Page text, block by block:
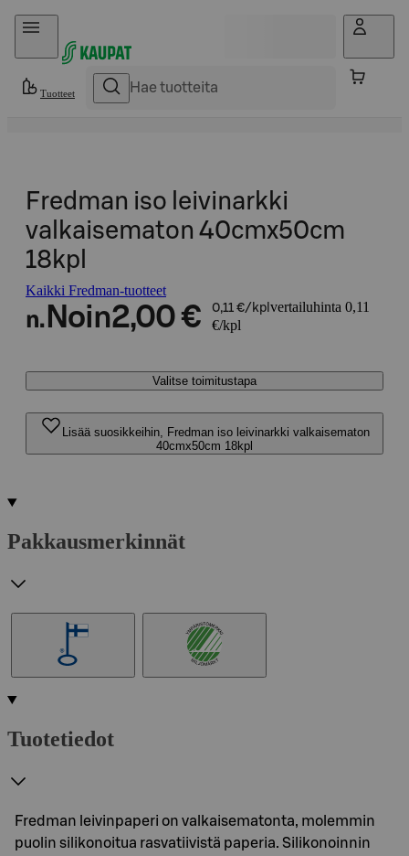
Hyppää sisältöön
Tuotteet
Fredman iso leivinarkki
valkaisematon 40cmx50cm
18kpl
Kaikki Fredman-tuotteet
n. Noin2,00 € 0,11 €/kpl vertailuhinta 0,11
€/kpl
Valitse toimitustapa
Lisää suosikkeihin, Fredman iso leivinarkki valkaisematon
40cmx50cm 18kpl
Pakkausmerkinnät
Tuotetiedot
Fredman leivinpaperi on valkaisematonta, molemmin
puolin silikonoitua rasvatiivistä paperia. Silikonoinnin